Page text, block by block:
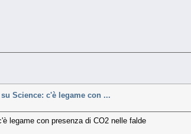
Science: c'è legame con ...
legame con presenza di CO2 nelle falde